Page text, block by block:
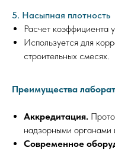
5. Насыпная плотность
Расчет коэффициента
Используется для
строительных смесях.
Преимущества
Аккредитация.
надзорными органами
Современное